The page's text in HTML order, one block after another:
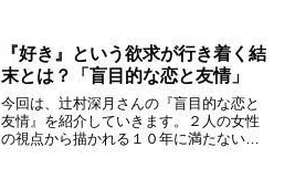
くさん本を読むぞ！という意気込み記事
となっています。
『好き』という欲求が行き着く結
末とは？「盲目的な恋と友情」
今回は、辻村深月さんの『盲目的な恋と
友情』を紹介していきます。２人の女性
の視点から描かれる１０年に満たない期